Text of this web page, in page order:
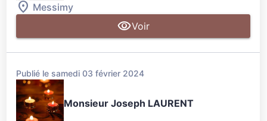
Messimy
Voir
Publié le samedi 03 février 2024
Monsieur Joseph LAURENT